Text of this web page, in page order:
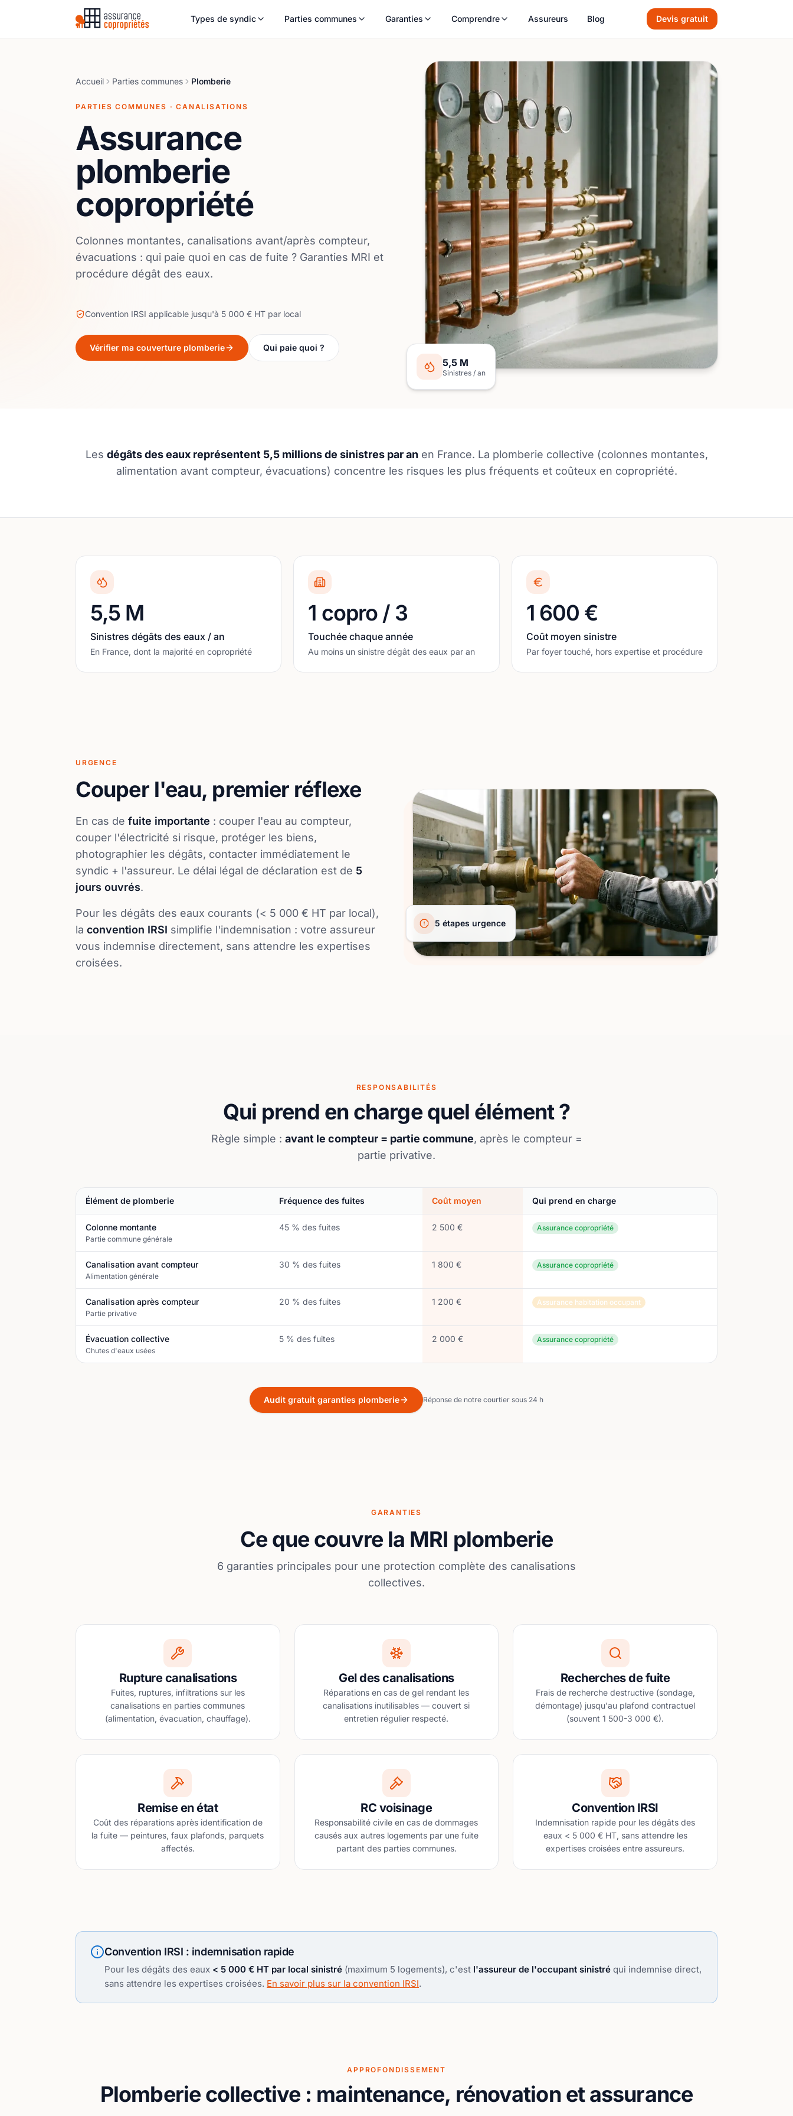
Types de syndic Parties communes Garanties Comprendre Assureurs Blog Devis gratuit
Accueil Parties communes Plomberie
PARTIES COMMUNES · CANALISATIONS
Assurance
plomberie
copropriété
Colonnes montantes, canalisations avant/après compteur,
évacuations : qui paie quoi en cas de fuite ? Garanties MRI et
procédure dégât des eaux.
Convention IRSI applicable jusqu'à 5 000 € HT par local
Vérifier ma couverture plomberie Qui paie quoi ?
5,5 M
Sinistres / an
Les dégâts des eaux représentent 5,5 millions de sinistres par an en France. La plomberie collective (colonnes montantes,
alimentation avant compteur, évacuations) concentre les risques les plus fréquents et coûteux en copropriété.
5,5 M
Sinistres dégâts des eaux / an
En France, dont la majorité en copropriété
1 copro / 3
Touchée chaque année
Au moins un sinistre dégât des eaux par an
1 600 €
Coût moyen sinistre
Par foyer touché, hors expertise et procédure
5 étapes urgence
URGENCE
Couper l'eau, premier réflexe
En cas de fuite importante : couper l'eau au compteur,
couper l'électricité si risque, protéger les biens,
photographier les dégâts, contacter immédiatement le
syndic + l'assureur. Le délai légal de déclaration est de 5
jours ouvrés.
Pour les dégâts des eaux courants (< 5 000 € HT par local),
la convention IRSI simplifie l'indemnisation : votre assureur
vous indemnise directement, sans attendre les expertises
croisées.
RESPONSABILITÉS
Qui prend en charge quel élément ?
Règle simple : avant le compteur = partie commune, après le compteur =
partie privative.
Élément de plomberie Fréquence des fuites Coût moyen Qui prend en charge
Colonne montante
Partie commune générale
45 % des fuites 2 500 € Assurance copropriété
Canalisation avant compteur
Alimentation générale
30 % des fuites 1 800 € Assurance copropriété
Canalisation après compteur
Partie privative
20 % des fuites 1 200 € Assurance habitation occupant
Évacuation collective
Chutes d'eaux usées
5 % des fuites 2 000 € Assurance copropriété
Audit gratuit garanties plomberie Réponse de notre courtier sous 24 h
GARANTIES
Ce que couvre la MRI plomberie
6 garanties principales pour une protection complète des canalisations
collectives.
Rupture canalisations
Fuites, ruptures, infiltrations sur les
canalisations en parties communes
(alimentation, évacuation, chauffage).
Gel des canalisations
Réparations en cas de gel rendant les
canalisations inutilisables — couvert si
entretien régulier respecté.
Recherches de fuite
Frais de recherche destructive (sondage,
démontage) jusqu'au plafond contractuel
(souvent 1 500-3 000 €).
Remise en état
Coût des réparations après identification de
la fuite — peintures, faux plafonds, parquets
affectés.
RC voisinage
Responsabilité civile en cas de dommages
causés aux autres logements par une fuite
partant des parties communes.
Convention IRSI
Indemnisation rapide pour les dégâts des
eaux < 5 000 € HT, sans attendre les
expertises croisées entre assureurs.
Convention IRSI : indemnisation rapide
Pour les dégâts des eaux < 5 000 € HT par local sinistré (maximum 5 logements), c'est l'assureur de l'occupant sinistré qui indemnise direct,
sans attendre les expertises croisées. En savoir plus sur la convention IRSI.
APPROFONDISSEMENT
Plomberie collective : maintenance, rénovation et assurance